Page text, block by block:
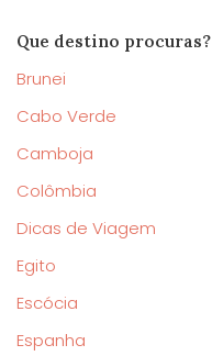
Que destino procuras?
Brunei
Cabo Verde
Camboja
Colômbia
Dicas de Viagem
Egito
Escócia
Espanha